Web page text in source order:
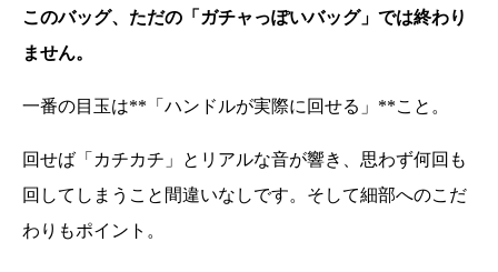
このバッグ、ただの「ガチャっぽいバッグ」では終わり
ません。
一番の目玉は**「ハンドルが実際に回せる」**こと。
回せば「カチカチ」とリアルな音が響き、思わず何回も
回してしまうこと間違いなしです。そして細部へのこだ
わりもポイント。